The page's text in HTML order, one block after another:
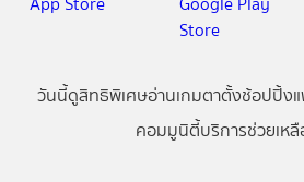
วันนี้ดูสิทธิพิเศษอ่านเกมตาตั้งช้อปปิ้ง
คอมมูนิตี้บริการช่วยเห